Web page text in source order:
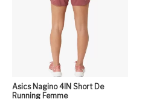
Asics Nagino 4IN Short De
Running Femme